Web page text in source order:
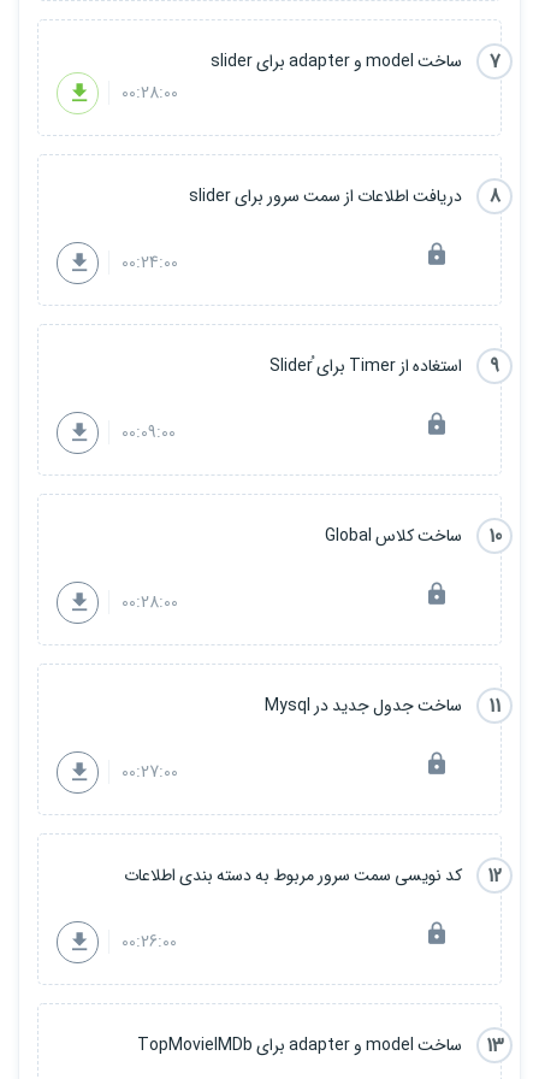
7
ساخت model و adapter برای slider
00:28:00
8 دریافت اطلاعات از سمت سرور برای slider
00:24:00
9 استغاده از Timer برای ُSlider
00:09:00
10 ساخت کلاس Global
00:28:00
11 ساخت جدول جدید در Mysql
00:27:00
12 کد نویسی سمت سرور مربوط به دسته بندی اطلاعات
00:26:00
13 ساخت model و adapter برای TopMovieIMDb